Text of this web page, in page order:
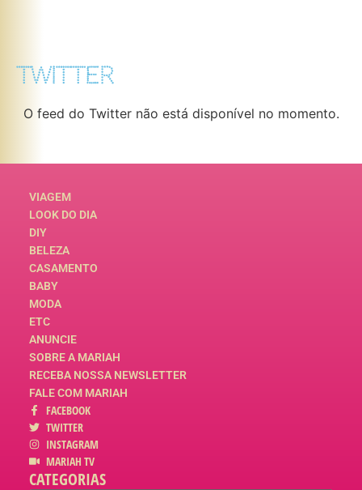
TWITTER
O feed do Twitter não está disponível no momento.
VIAGEM
LOOK DO DIA
DIY
BELEZA
CASAMENTO
BABY
MODA
ETC
ANUNCIE
SOBRE A MARIAH
RECEBA NOSSA NEWSLETTER
FALE COM MARIAH
FACEBOOK
TWITTER
INSTAGRAM
MARIAH TV
CATEGORIAS